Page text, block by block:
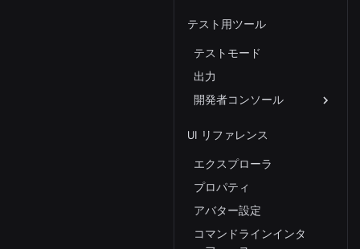
テスト用ツール
テストモード
出力
開発者コンソール
UI リファレンス
エクスプローラ
プロパティ
アバター設定
コマンドラインインタ